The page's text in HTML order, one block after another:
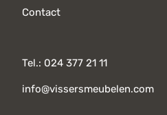
Contact
Tel.: 024 377 21 11
info@vissersmeubelen.com